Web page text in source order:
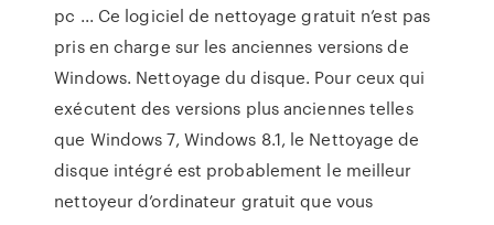
pc ... Ce logiciel de nettoyage gratuit n’est pas
pris en charge sur les anciennes versions de
Windows. Nettoyage du disque. Pour ceux qui
exécutent des versions plus anciennes telles
que Windows 7, Windows 8.1, le Nettoyage de
disque intégré est probablement le meilleur
nettoyeur d’ordinateur gratuit que vous